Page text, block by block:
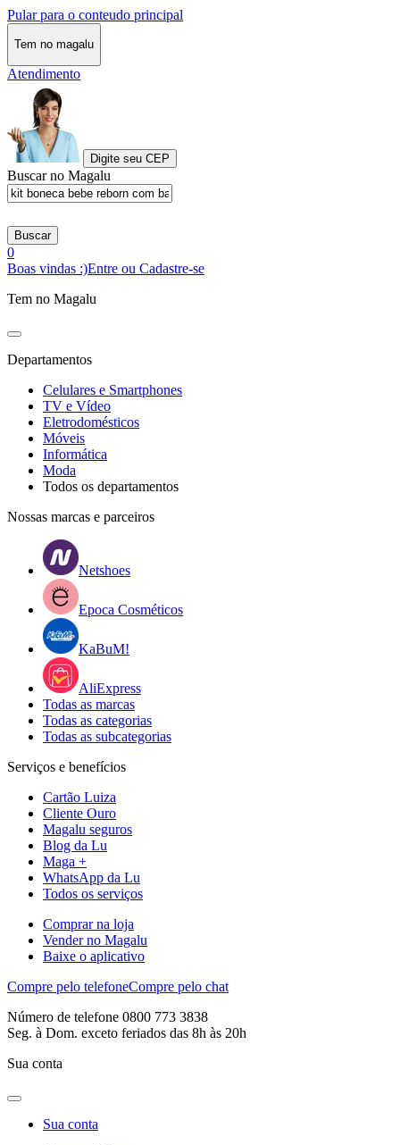
Pular para o conteudo principal
Tem no magalu
Atendimento
Digite seu CEP
Buscar no Magalu
Buscar
0
Boas vindas :)Entre ou Cadastre-se
Tem no Magalu
Departamentos
Celulares e Smartphones
TV e Vídeo
Eletrodomésticos
Móveis
Informática
Moda
Todos os departamentos
Nossas marcas e parceiros
Netshoes
Epoca Cosméticos
KaBuM!
AliExpress
Todas as marcas
Todas as categorias
Todas as subcategorias
Serviços e benefícios
Cartão Luiza
Cliente Ouro
Magalu seguros
Blog da Lu
Maga +
WhatsApp da Lu
Todos os serviços
Comprar na loja
Vender no Magalu
Baixe o aplicativo
Compre pelo telefoneCompre pelo chat
Número de telefone 0800 773 3838
Seg. à Dom. exceto feriados das 8h às 20h
Sua conta
Sua conta